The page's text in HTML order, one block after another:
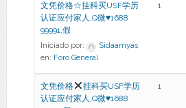
文凭价格☆挂科买USF学历
认证应付家人,Q微♥1688
99991,假
Iniciado por:
Sidaamyas
en: Foro General
1
文凭价格
挂科买USF学历
认证应付家人,Q微♥1688
1